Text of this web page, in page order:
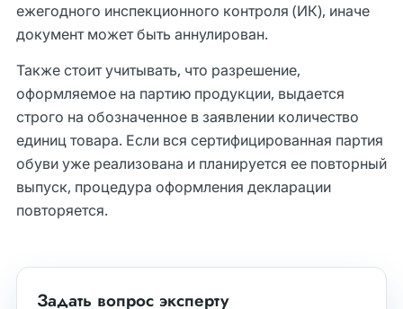
ежегодного инспекционного контроля (ИК), иначе
документ может быть аннулирован.
Также стоит учитывать, что разрешение,
оформляемое на партию продукции, выдается
строго на обозначенное в заявлении количество
единиц товара. Если вся сертифицированная партия
обуви уже реализована и планируется ее повторный
выпуск, процедура оформления декларации
повторяется.
Задать вопрос эксперту